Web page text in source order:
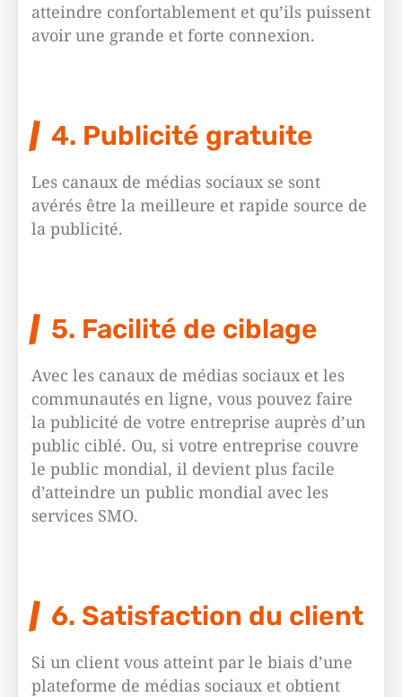
atteindre confortablement et qu’ils puissent
avoir une grande et forte connexion.
4. Publicité gratuite
Les canaux de médias sociaux se sont
avérés être la meilleure et rapide source de
la publicité.
5. Facilité de ciblage
Avec les canaux de médias sociaux et les
communautés en ligne, vous pouvez faire
la publicité de votre entreprise auprès d’un
public ciblé. Ou, si votre entreprise couvre
le public mondial, il devient plus facile
d’atteindre un public mondial avec les
services SMO.
6. Satisfaction du client
Si un client vous atteint par le biais d’une
plateforme de médias sociaux et obtient